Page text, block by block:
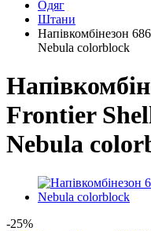
Одяг
Штани
Напівкомбінезон
Nebula colorblock
Frontier
Nebula
-25%